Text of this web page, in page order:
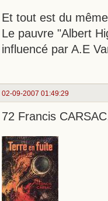
Et tout est du
Le pauvre "Albert
influencé par A.E
02-09-2007 01:49:29
72 Francis